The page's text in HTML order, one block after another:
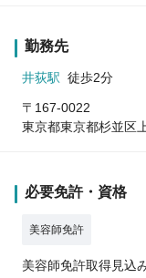
勤務先
井荻駅 徒歩2分
〒167-0022
東京都東京都杉並区
必要免許・資格
美容師免許
美容師免許取得見込